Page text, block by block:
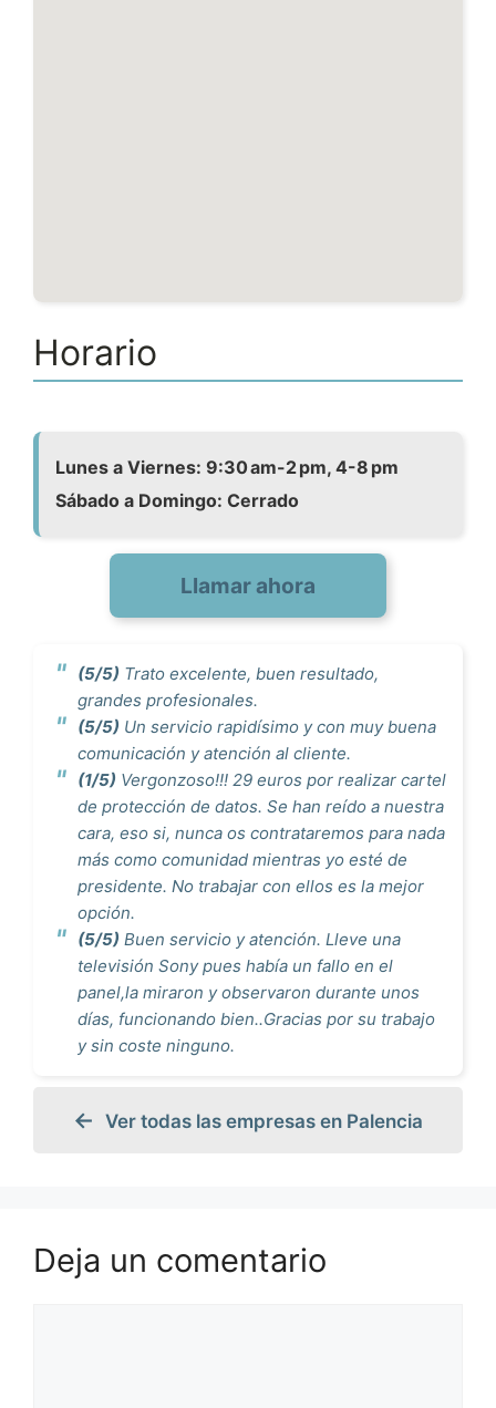
Horario
Lunes a Viernes: 9:30 am-2 pm, 4-8 pm
Sábado a Domingo: Cerrado
Llamar ahora
(5/5) Trato excelente, buen resultado,
grandes profesionales.
(5/5) Un servicio rapidísimo y con muy buena
comunicación y atención al cliente.
(1/5) Vergonzoso!!! 29 euros por realizar cartel
de protección de datos. Se han reído a nuestra
cara, eso si, nunca os contrataremos para nada
más como comunidad mientras yo esté de
presidente. No trabajar con ellos es la mejor
opción.
(5/5) Buen servicio y atención. Lleve una
televisión Sony pues había un fallo en el
panel,la miraron y observaron durante unos
días, funcionando bien..Gracias por su trabajo
y sin coste ninguno.
Ver todas las empresas en Palencia
Deja un comentario